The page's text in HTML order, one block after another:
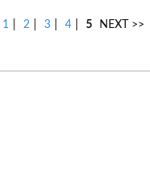
1 2 3 4 5 NEXT >>